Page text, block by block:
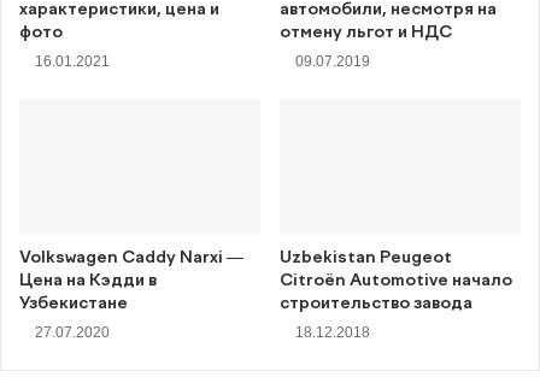
характеристики, цена и
фото
16.01.2021
автомобили, несмотря на
отмену льгот и НДС
09.07.2019
Volkswagen Caddy Narxi —
Цена на Кэдди в
Узбекистане
27.07.2020
Uzbekistan Peugeot
Citroёn Automotive начало
строительство завода
18.12.2018